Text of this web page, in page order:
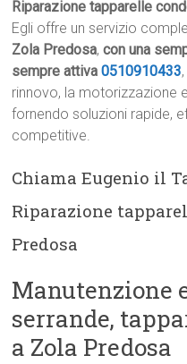
Riparazione tapparelle
Egli offre un servizio
Zola Predosa, con una
sempre attiva0510910433
rinnovo, la motorizzazione
fornendo soluzioni rapide,
competitive.
Chiama Eugenio il
Riparazione
Predosa
Manutenzione
serrande,
a Zola Predosa